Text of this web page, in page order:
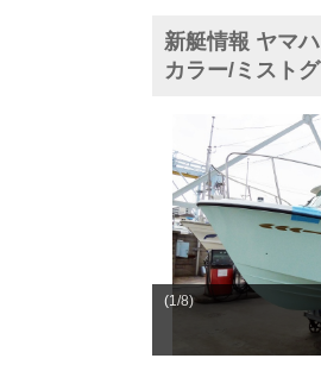
新艇情報 ヤマ
カラー/ミスト
(1/8)